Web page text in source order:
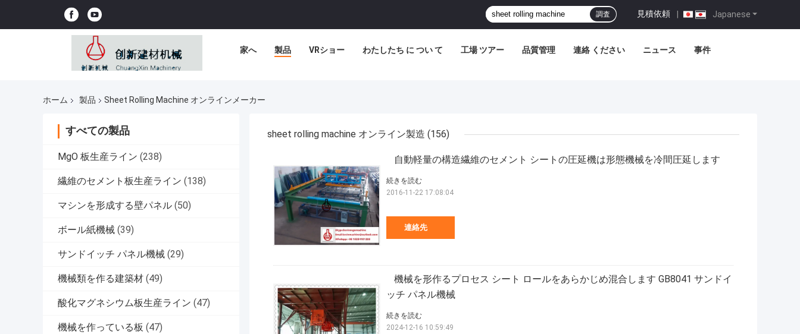
Japanese
見積依頼 |
調査
家へ 製品 VRショー わたしたち に つい て 工場 ツアー 品質管理 連絡 ください ニュース 事件
ホーム 製品 Sheet Rolling Machine オンラインメーカー
すべての製品
MgO 板生産ライン (238)
繊維のセメント板生産ライン (138)
マシンを形成する壁パネル (50)
ボール紙機械 (39)
サンドイッチ パネル機械 (29)
機械類を作る建築材 (49)
酸化マグネシウム板生産ライン (47)
機械を作っている板 (47)
sheet rolling machine オンライン製造 (156)
自動軽量の構造繊維のセメント シートの圧延機は形態機械を冷間圧延します
連絡先
続きを読む
2016-11-22 17:08:04
機械を形作るプロセス シート ロールをあらかじめ混合します GB8041 サンドイ
ッチ パネル機械
続きを読む
2024-12-16 10:59:49